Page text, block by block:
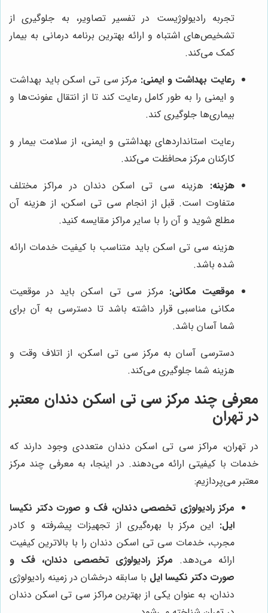
تجربه رادیولوژیست در تفسیر تصاویر، به جلوگیری از
تشخیص‌های اشتباه و ارائه بهترین برنامه درمانی به بیمار
کمک می‌کند.
رعایت بهداشت و ایمنی: مرکز سی تی اسکن باید بهداشت
و ایمنی را به طور کامل رعایت کند تا از انتقال عفونت‌ها و
بیماری‌ها جلوگیری کند.
رعایت استانداردهای بهداشتی و ایمنی، از سلامت بیمار و
کارکنان مرکز محافظت می‌کند.
هزینه: هزینه سی تی اسکن دندان در مراکز مختلف
متفاوت است. قبل از انجام سی تی اسکن، از هزینه آن
مطلع شوید و آن را با سایر مراکز مقایسه کنید.
هزینه سی تی اسکن باید متناسب با کیفیت خدمات ارائه
شده باشد.
موقعیت مکانی: مرکز سی تی اسکن باید در موقعیت
مکانی مناسبی قرار داشته باشد تا دسترسی به آن برای
شما آسان باشد.
دسترسی آسان به مرکز سی تی اسکن، از اتلاف وقت و
هزینه شما جلوگیری می‌کند.
معرفی چند مرکز سی تی اسکن دندان معتبر
در تهران
در تهران، مراکز سی تی اسکن دندان متعددی وجود دارند که
خدمات با کیفیتی ارائه می‌دهند. در اینجا، به معرفی چند مرکز
معتبر می‌پردازیم:
مرکز رادیولوژی تخصصی دندان، فک و صورت دکتر نکیسا
ایل: این مرکز با بهره‌گیری از تجهیزات پیشرفته و کادر
مجرب، خدمات سی تی اسکن دندان را با بالاترین کیفیت
ارائه می‌دهد. مرکز رادیولوژی تخصصی دندان، فک و
صورت دکتر نکیسا ایل با سابقه درخشان در زمینه رادیولوژی
دندان، به عنوان یکی از بهترین مراکز سی تی اسکن دندان